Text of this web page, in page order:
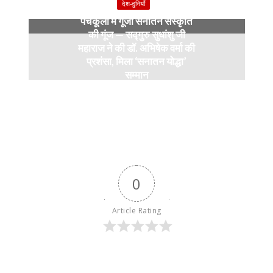
देश-दुनियाँ
पंचकूला में गूंजी सनातन संस्कृति
की गूंज — सद्गुरु सुधांशु जी
महाराज ने की डॉ. अभिषेक वर्मा की
प्रशंसा, मिला ‘सनातन योद्धा’
सम्मान
0
Article Rating